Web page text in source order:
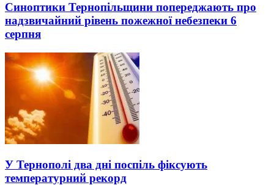
Синоптики Тернопільщини попереджають про
надзвичайний рівень пожежної небезпеки 6
серпня
У Тернополі два дні поспіль фіксують
температурний рекорд